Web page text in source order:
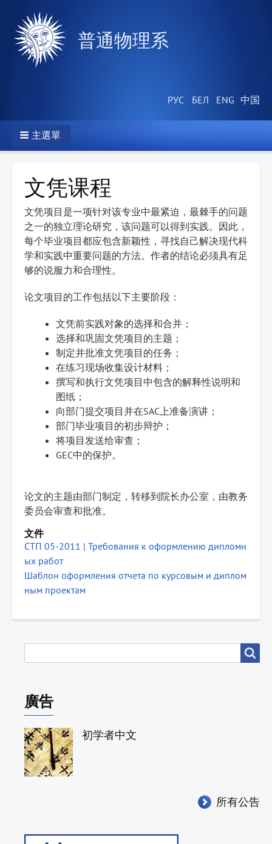
普通物理系
主選單
文凭课程
文凭项目是一项针对该专业中最紧迫，最棘手的问题
之一的独立理论研究，该问题可以得到实践。因此，
每个毕业项目都应包含新颖性，寻找自己解决现代科
学和实践中重要问题的方法。作者的结论必须具有足
够的说服力和合理性。
论文项目的工作包括以下主要阶段：
文凭前实践对象的选择和合并；
选择和巩固文凭项目的主题；
制定并批准文凭项目的任务；
在练习现场收集设计材料；
撰写和执行文凭项目中包含的解释性说明和
图纸；
向部门提交项目并在SAC上准备演讲；
部门毕业项目的初步辩护；
将项目发送给审查；
GEC中的保护。
论文的主题由部门制定，转移到院长办公室，由教务
委员会审查和批准。
文件
СТП 05-2011 | Требования к оформлению дипломн
ых работ
Шаблон оформления отчета по курсовым и диплом
ным проектам
尋
廣告
初学者中文
所有公告